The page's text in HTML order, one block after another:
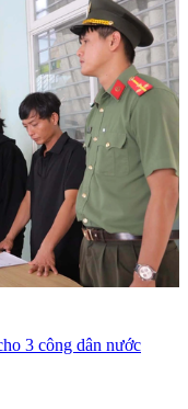
3 công dân nước